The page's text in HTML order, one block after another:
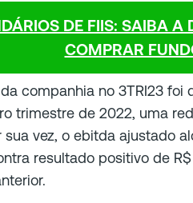
DE FIIS: SAIBA A
COMPRAR
companhia no 3TRI23 foi
trimestre de 2022, uma
sua vez, o ebitda ajustado
resultado positivo de